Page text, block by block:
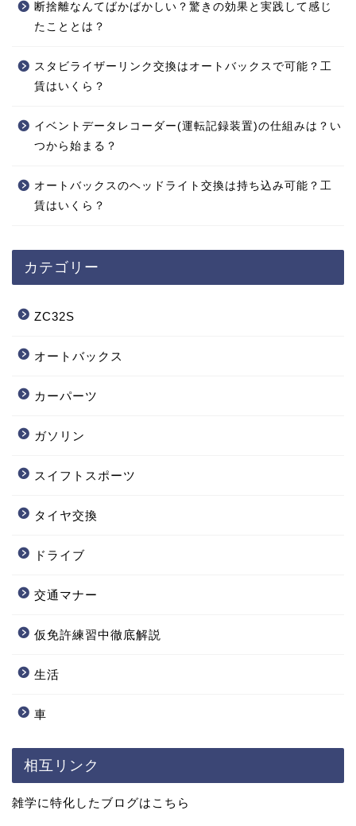
断捨離なんてばかばかしい？驚きの効果と実践して感じ
たこととは？
スタビライザーリンク交換はオートバックスで可能？工
賃はいくら？
イベントデータレコーダー(運転記録装置)の仕組みは？い
つから始まる？
オートバックスのヘッドライト交換は持ち込み可能？工
賃はいくら？
カテゴリー
ZC32S
オートバックス
カーパーツ
ガソリン
スイフトスポーツ
タイヤ交換
ドライブ
交通マナー
仮免許練習中徹底解説
生活
車
相互リンク
雑学に特化したブログはこちら